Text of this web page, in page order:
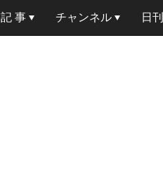
記 事 チャンネル 日